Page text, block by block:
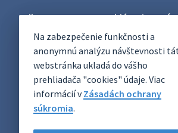
Na zabezpečenie funkčnosti a
anonymnú analýzu návštevnosti
webstránka ukladá do vášho
prehliadača "cookies" údaje. Viac
informácií vZásadách ochrany
súkromia.
Odber RSS
Mapa
Vyhlásenie o
Zásady ochrany osobných údajov